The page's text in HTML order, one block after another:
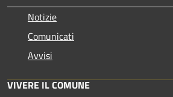
Notizie
Comunicati
Avvisi
VIVERE IL COMUNE